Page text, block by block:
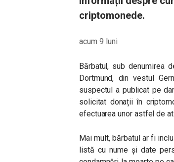
criptomonede.
acum 9 luni
Bărbatul, sub denumirea
Dortmund, din vestul
suspectul a publicat pe
solicitat donații în
efectuarea unor astfel de
Mai mult, bărbatul ar fi
listă cu nume și date